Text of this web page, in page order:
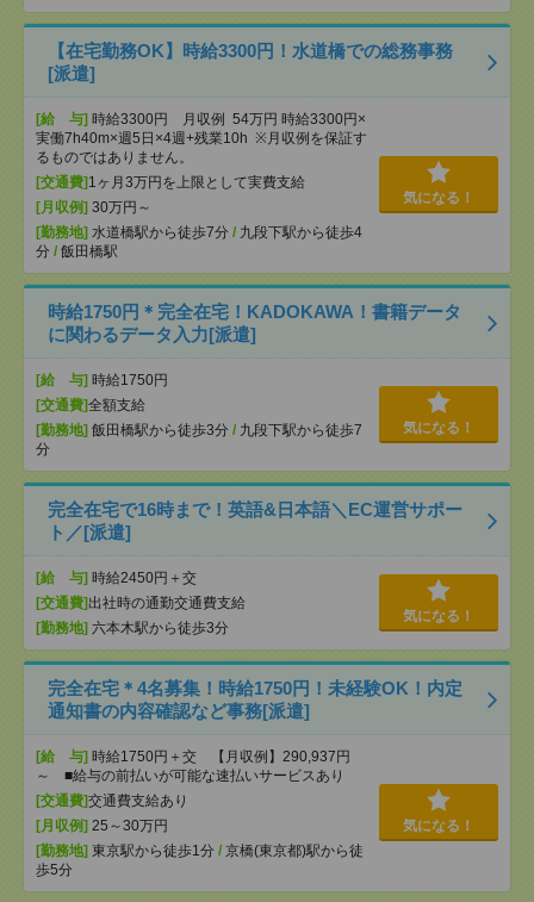
【在宅勤務OK】時給3300円！水道橋での総務事務
[派遣]
[給 与] 時給3300円 月収例 54万円 時給3300円×
実働7h40m×週5日×4週+残業10h ※月収例を保証す
るものではありません。
[交通費] 1ヶ月3万円を上限として実費支給
[月収例] 30万円～
[勤務地] 水道橋駅から徒歩7分 / 九段下駅から徒歩4
分 / 飯田橋駅
気になる！
時給1750円＊完全在宅！KADOKAWA！書籍データ
に関わるデータ入力[派遣]
[給 与] 時給1750円
[交通費]全額支給
[勤務地] 飯田橋駅から徒歩3分 / 九段下駅から徒歩7
分
気になる！
完全在宅で16時まで！英語&日本語＼EC運営サポー
ト／[派遣]
[給 与] 時給2450円＋交
[交通費]出社時の通勤交通費支給
[勤務地] 六本木駅から徒歩3分
気になる！
完全在宅＊4名募集！時給1750円！未経験OK！内定
通知書の内容確認など事務[派遣]
[給 与] 時給1750円＋交 【月収例】290,937円
～ ■給与の前払いが可能な速払いサービスあり
[交通費]交通費支給あり
[月収例] 25～30万円
[勤務地] 東京駅から徒歩1分 / 京橋(東京都)駅から徒
歩5分
気になる！